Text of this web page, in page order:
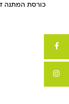
כורסת המתנה דגם